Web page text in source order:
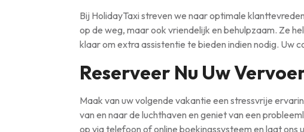
Bij HolidayTaxi streven we naar optimale
op de weg, maar ook vriendelijk en behulpzaam. Ze
klaar om extra assistentie te bieden indien nodig. Uw
Reserveer Nu Uw
Maak van uw volgende vakantie een stressvrije
van en naar de luchthaven en geniet van een
op via telefoon of online boekingssysteem en laat ons